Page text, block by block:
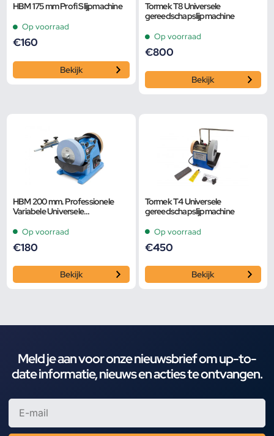
HBM 175 mm Profi Slijpmachine
Op voorraad
€160
Bekijk
Tormek T8 Universele
gereedschapslijpmachine
Op voorraad
€800
Bekijk
HBM 200 mm. Professionele
Variabele Universele
Op voorraad
€180
Bekijk
Tormek T4 Universele
gereedschapslijpmachine
Op voorraad
€450
Bekijk
Meld je aan voor onze nieuwsbrief om up-to-
date informatie, nieuws en acties te ontvangen.